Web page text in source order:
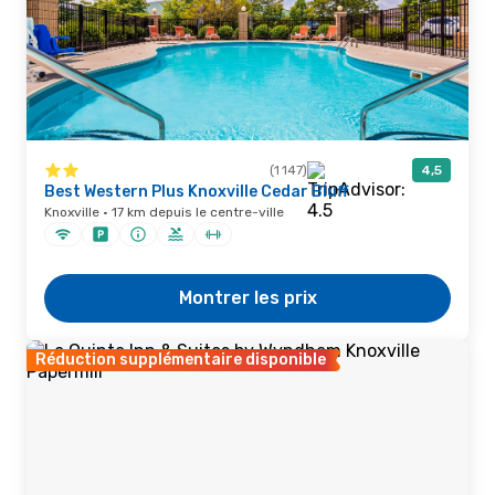
(1 147) 4,5
Best Western Plus Knoxville Cedar Bluff
Knoxville · 17 km depuis le centre-ville
Montrer les prix
Réduction supplémentaire disponible